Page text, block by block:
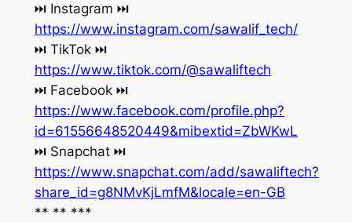
‏⏭ Instagram ⏭
https://www.instagram.com/sawalif_tech/
‏⏭ TikTok ⏭
https://www.tiktok.com/@sawaliftech
‏⏭ Facebook ⏭
https://www.facebook.com/profile.php?
id=61556648520449&mibextid=ZbWKwL
‏⏭ Snapchat ⏭
https://www.snapchat.com/add/sawaliftech?
share_id=g8NMvKjLmfM&locale=en-GB
** ** ***